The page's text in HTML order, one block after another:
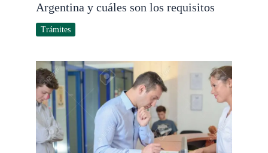
Argentina y cuáles son los requisitos
Trámites